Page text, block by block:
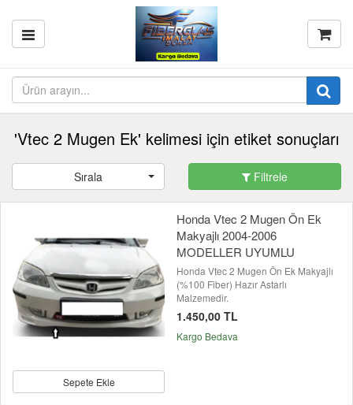
'Vtec 2 Mugen Ek' kelimesi için etiket sonuçları
Sırala Filtrele
Sepete Ekle
Honda Vtec 2 Mugen Ön Ek
Makyajlı 2004-2006
MODELLER UYUMLU
Honda Vtec 2 Mugen Ön Ek Makyajlı
(%100 Fiber) Hazır Astarlı
Malzemedir.
1.450,00 TL
Kargo Bedava